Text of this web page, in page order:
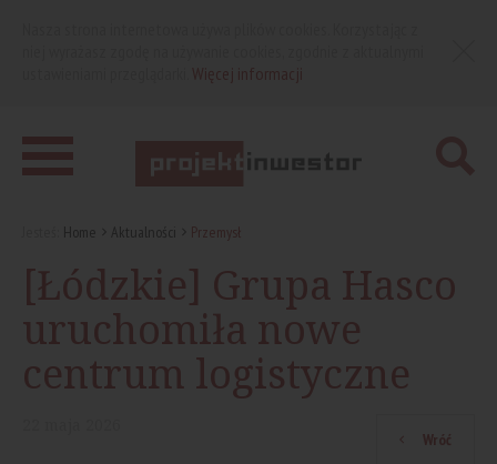
Home Aktualności Przemysł
[Łódzkie] Grupa Hasco
uruchomiła nowe
centrum logistyczne
Wróć